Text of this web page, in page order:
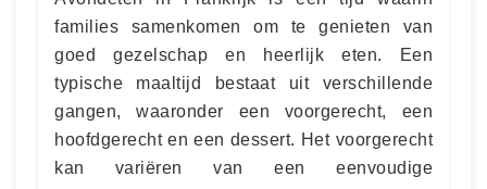
families samenkomen om te genieten van
goed gezelschap en heerlijk eten. Een
typische maaltijd bestaat uit verschillende
gangen, waaronder een voorgerecht, een
hoofdgerecht en een dessert. Het voorgerecht
kan variëren van een eenvoudige